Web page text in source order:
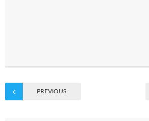
PREVIOUS